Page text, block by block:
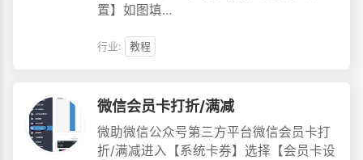
置】如图填…
行业: 教程
微信会员卡打折/满减
微助微信公众号第三方平台微信会员卡打
折/满减进入【系统卡券】选择【会员卡设